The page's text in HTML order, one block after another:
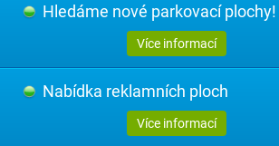
Hledáme nové parkovací plochy!
Více informací
Nabídka reklamních ploch
Více informací